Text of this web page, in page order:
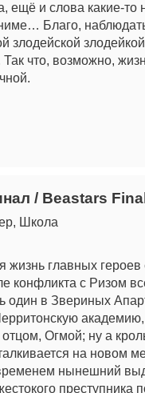
ещё и слова какие-то
Благо,
злодейской
что, возможно,
/ Beastars
Школа
жизнь главных героев
конфликта с Ризом
один в Звериных
Огмой; ну а
на новом
нынешний
преступника